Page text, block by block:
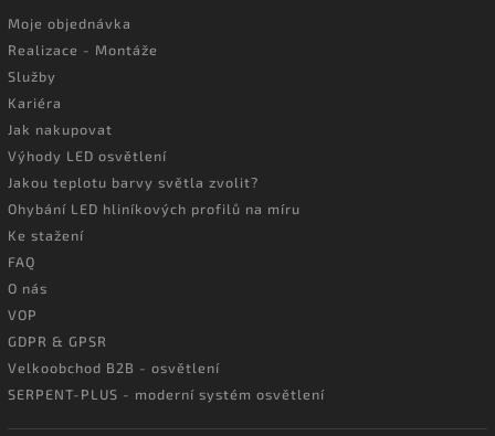
Moje objednávka
Realizace - Montáže
Služby
Kariéra
Jak nakupovat
Výhody LED osvětlení
Jakou teplotu barvy světla zvolit?
Ohybání LED hliníkových profilů na míru
Ke stažení
FAQ
O nás
VOP
GDPR & GPSR
Velkoobchod B2B - osvětlení
SERPENT-PLUS - moderní systém osvětlení